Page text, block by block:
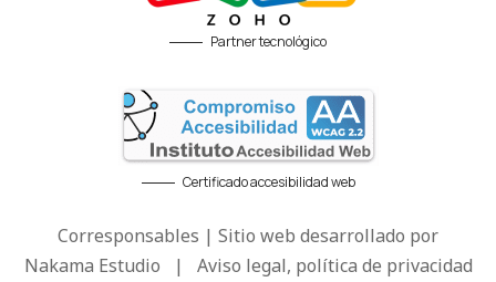
Partner tecnológico
Certificado accesibilidad web
Corresponsables | Sitio web desarrollado por
Nakama Estudio | Aviso legal, política de privacidad